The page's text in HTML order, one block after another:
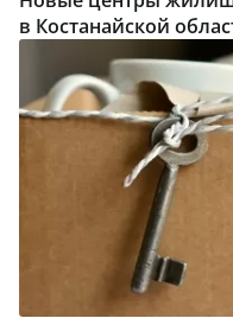
в Костанайской